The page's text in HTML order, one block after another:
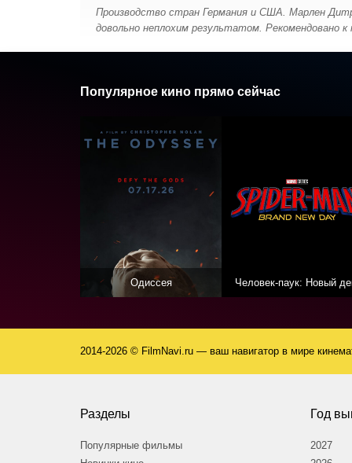
Производство стран Германия и США. Марлен
довольно неплохим результатом. Рекомендовано
Популярное кино прямо сейчас
Одиссея Человек-паук: Новый
2014-2026 © FilmNavi.ru — ваш навигатор в мире
Разделы
Популярные фильмы
Год
2027